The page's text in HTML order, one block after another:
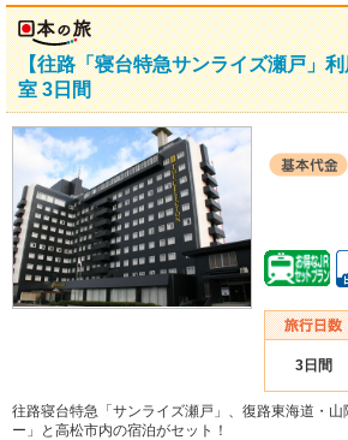
【往路「寝台特急サンライズ瀬戸」
室 3日間
3日間
往路寝台特急「サンライズ瀬戸」、復路東海道・
ー」と高松市内の宿泊がセット！